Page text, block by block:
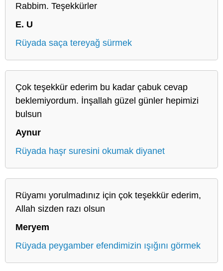
Rabbim. Teşekkürler
E. U
Rüyada saça tereyağ sürmek
Çok teşekkür ederim bu kadar çabuk cevap
beklemiyordum. İnşallah güzel günler hepimizi
bulsun
Aynur
Rüyada haşr suresini okumak diyanet
Rüyamı yorulmadınız için çok teşekkür ederim,
Allah sizden razı olsun
Meryem
Rüyada peygamber efendimizin ışığını görmek